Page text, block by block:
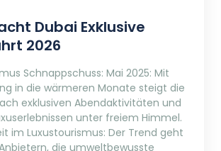
Dubai Exklusive
2026
Schnappschuss: Mai 2025: Mit
in die wärmeren Monate steigt die
exklusiven Abendaktivitäten und
unter freiem Himmel.
im Luxustourismus: Der Trend geht
die umweltbewusste